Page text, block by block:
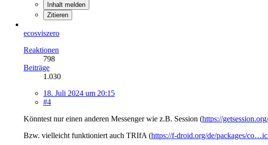
Inhalt melden
Zitieren
ecosviszero
Reaktionen
798
Beiträge
1.030
18. Juli 2024 um 20:15
#4
Könntest nur einen anderen Messenger wie z.B. Session (https://
Bzw. vielleicht funktioniert auch TRIfA (https://f-droid.org/de/packages/